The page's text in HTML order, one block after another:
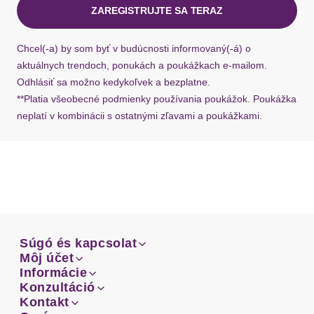
ZAREGISTRUJTE SA TERAZ
Chcel(-a) by som byť v budúcnosti informovaný(-á) o
aktuálnych trendoch, ponukách a poukážkach e-mailom.
Odhlásiť sa možno kedykoľvek a bezplatne.
**Platia všeobecné podmienky používania poukážok. Poukážka
neplatí v kombinácii s ostatnými zľavami a poukážkami.
Súgó és kapcsolat
Email
Facebook
Súgó és kapcsolat
Email
Môj účet
Prehľad objednávok
Môj účet
Prehľad objednávok
Informácie
Doprava
Informácie
Konzultáció
Sprievodca-veľkosťami
Konzultáció
Kontakt